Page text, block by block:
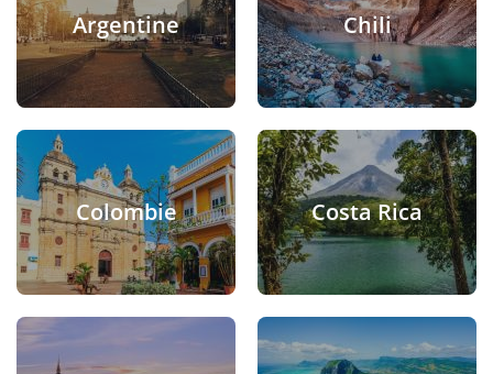
Argentine Chili
Colombie Costa Rica